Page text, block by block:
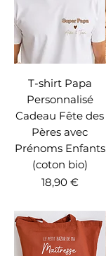
T-shirt Papa
Personnalisé
Cadeau Fête des
Pères avec
Prénoms Enfants
(coton bio)
Prix
18,90 €